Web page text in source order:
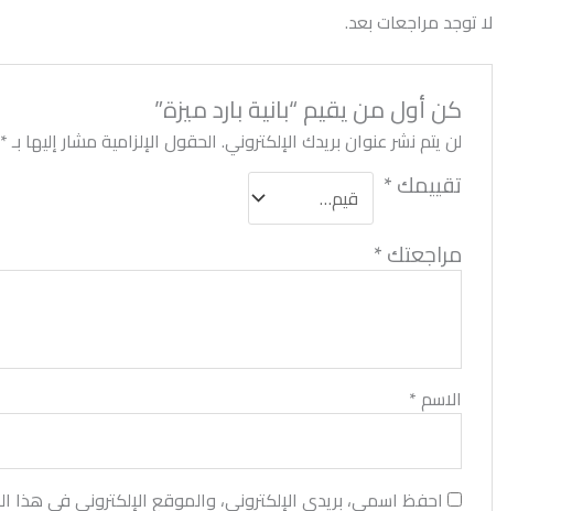
لا توجد مراجعات بعد.
كن أول من يقيم “بانية بارد ميزة”
لن يتم نشر عنوان بريدك الإلكتروني. الحقول الإلزامية مشار إليها بـ*
تقييمك*
مراجعتك*
الاسم*
احفظ اسمي، بريدي الإلكتروني، والموقع الإلكتروني في هذا